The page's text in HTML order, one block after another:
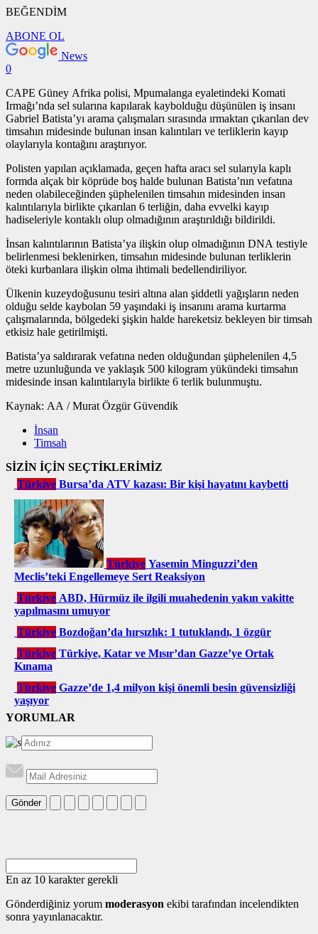
BEĞENDİM
ABONE OL
News
0
CAPE Güney Afrika polisi, Mpumalanga eyaletindeki Komati
Irmağı’nda sel sularına kapılarak kaybolduğu düşünülen iş insanı
Gabriel Batista’yı arama çalışmaları sırasında ırmaktan çıkarılan dev
timsahın midesinde bulunan insan kalıntıları ve terliklerin kayıp
olaylarıyla kontağını araştırıyor.
Polisten yapılan açıklamada, geçen hafta aracı sel sularıyla kaplı
formda alçak bir köprüde boş halde bulunan Batista’nın vefatına
neden olabileceğinden şüphelenilen timsahın midesinden insan
kalıntılarıyla birlikte çıkarılan 6 terliğin, daha evvelki kayıp
hadiseleriyle kontaklı olup olmadığının araştırıldığı bildirildi.
İnsan kalıntılarının Batista’ya ilişkin olup olmadığının DNA testiyle
belirlenmesi beklenirken, timsahın midesinde bulunan terliklerin
öteki kurbanlara ilişkin olma ihtimali bedellendiriliyor.
Ülkenin kuzeydoğusunu tesiri altına alan şiddetli yağışların neden
olduğu selde kaybolan 59 yaşındaki iş insanını arama kurtarma
çalışmalarında, bölgedeki şişkin halde hareketsiz bekleyen bir timsah
etkisiz hale getirilmişti.
Batista’ya saldırarak vefatına neden olduğundan şüphelenilen 4,5
metre uzunluğunda ve yaklaşık 500 kilogram yükündeki timsahın
midesinde insan kalıntılarıyla birlikte 6 terlik bulunmuştu.
Kaynak: AA / Murat Özgür Güvendik
İnsan
Timsah
SİZİN İÇİN SEÇTİKLERİMİZ
Türkiye Bursa’da ATV kazası: Bir kişi hayatını kaybetti
Türkiye Yasemin Minguzzi’den
Meclis’teki Engellemeye Sert Reaksiyon
Türkiye ABD, Hürmüz ile ilgili muahedenin yakın vakitte
yapılmasını umuyor
Türkiye Bozdoğan’da hırsızlık: 1 tutuklandı, 1 özgür
Türkiye Türkiye, Katar ve Mısır’dan Gazze’ye Ortak
Kınama
Türkiye Gazze’de 1,4 milyon kişi önemli besin güvensizliği
yaşıyor
YORUMLAR
Gönder
En az 10 karakter gerekli
Gönderdiğiniz yorum moderasyon ekibi tarafından incelendikten
sonra yayınlanacaktır.